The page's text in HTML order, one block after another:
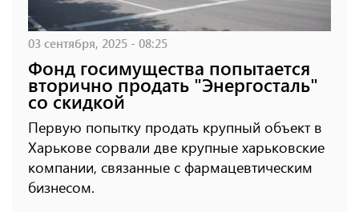
03 сентября, 2025 - 08:25
Фонд госимущества попытается
вторично продать "Энергосталь"
со скидкой
Первую попытку продать крупный объект в
Харькове сорвали две крупные харьковские
компании, связанные с фармацевтическим
бизнесом.